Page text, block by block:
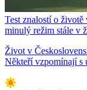
Test znalostí o životě
minulý režim stále v
Život v
Někteří vzpomínají s